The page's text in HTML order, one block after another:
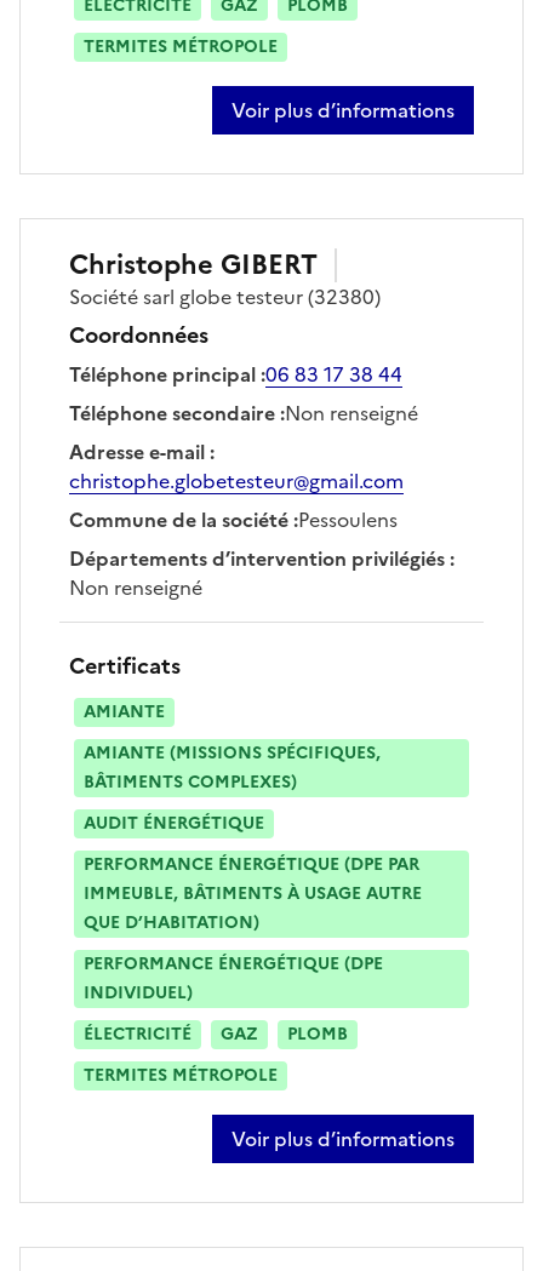
ÉLECTRICITÉ GAZ
PLOMB
TERMITES MÉTROPOLE
Voir plus d’informations
sur nicolas touzet
Christophe GIBERT
Sociétésarl globe testeur(32380)
Coordonnées
Téléphone principal:06 83 17 38 44
Téléphone secondaire:Non renseigné
Adresse e-mail:
christophe.globetesteur@gmail.com
Commune de la société:Pessoulens
Départements d’intervention privilégiés:
Non renseigné
Certificats
AMIANTE
AMIANTE (MISSIONS SPÉCIFIQUES,
BÂTIMENTS COMPLEXES)
AUDIT ÉNERGÉTIQUE
PERFORMANCE ÉNERGÉTIQUE (DPE PAR
IMMEUBLE, BÂTIMENTS À USAGE AUTRE
QUE D’HABITATION)
PERFORMANCE ÉNERGÉTIQUE (DPE
INDIVIDUEL)
ÉLECTRICITÉ
GAZ
PLOMB
TERMITES MÉTROPOLE
Voir plus d’informations
sur christophe gibert